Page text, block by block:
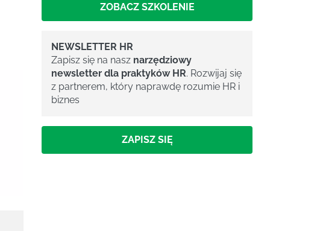
ZOBACZ SZKOLENIE
NEWSLETTER HR
Zapisz się na nasz narzędziowy
newsletter dla praktyków HR. Rozwijaj się
z partnerem, który naprawdę rozumie HR i
biznes
ZAPISZ SIĘ